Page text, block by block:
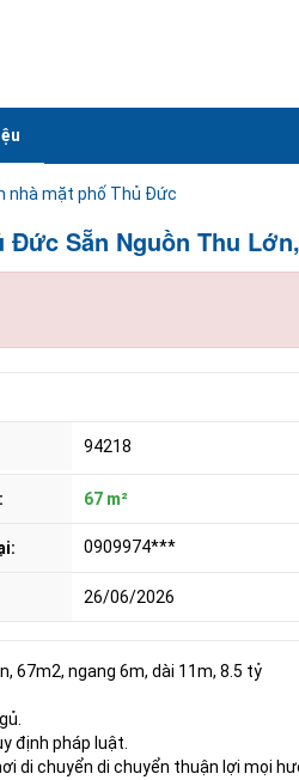
nhà mặt phố Thủ Đức
Sẵn Nguồn Thu
94218
67 m²
0909974***
26/06/2026
67m2, ngang 6m, dài 11m, 8.5 tỷ
định pháp luật.
di chuyển di chuyển thuận lợi mọi